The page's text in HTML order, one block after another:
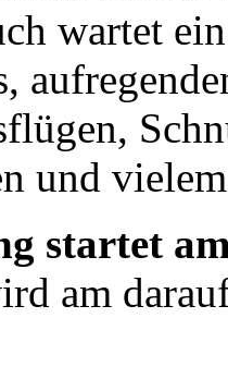
wartet
und
startet
am